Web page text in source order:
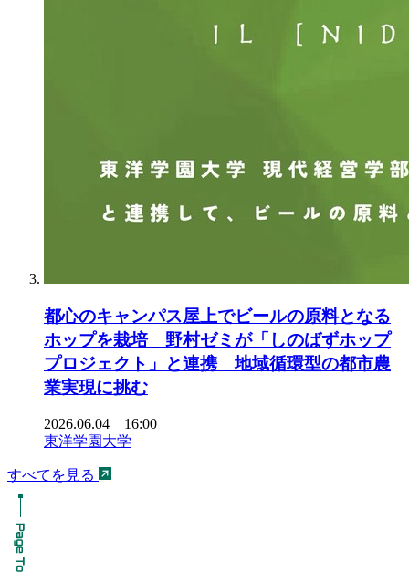
都心のキャンパス屋上でビールの原料となる
ホップを栽培 野村ゼミが「しのばずホップ
プロジェクト」と連携 地域循環型の都市農
業実現に挑む
2026.06.04 16:00
東洋学園大学
すべてを見る